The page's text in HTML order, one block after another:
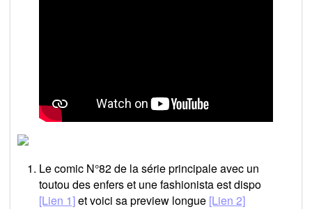
Le comic N°82 de la série principale avec un
toutou des enfers et une fashionista est dispo
[Lien 1]et voici sa preview longue [Lien 2]